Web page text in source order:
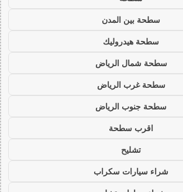
سطحة بين المدن
سطحة هيدروليك
سطحة شمال الرياض
سطحة غرب الرياض
سطحة جنوب الرياض
اقرب سطحة
تشليح
شراء سيارات سكراب